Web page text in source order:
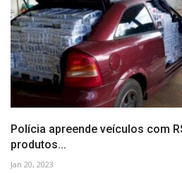
Polícia apreende veículos com
produtos...
Jan 20, 2023